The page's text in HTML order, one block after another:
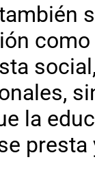
como
la
presta